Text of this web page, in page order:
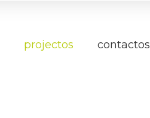
projectos contactos